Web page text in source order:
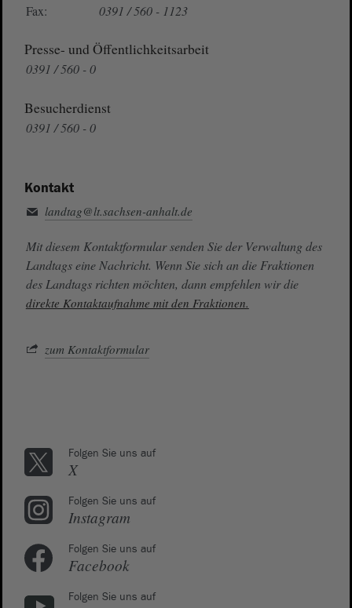
Fax:
0391 / 560 - 1123
Presse- und Öffentlichkeitsarbeit
0391 / 560 - 0
Besucherdienst
0391 / 560 - 0
Kontakt
landtag@lt.sachsen-anhalt.de
Mit diesem Kontaktformular senden Sie der Verwaltung des
Landtags eine Nachricht. Wenn Sie sich an die Fraktionen
des Landtags richten möchten, dann empfehlen wir die
direkte Kontaktaufnahme mit den Fraktionen.
zum Kontaktformular
Folgen Sie uns auf
X
Folgen Sie uns auf
Instagram
Folgen Sie uns auf
Facebook
Folgen Sie uns auf